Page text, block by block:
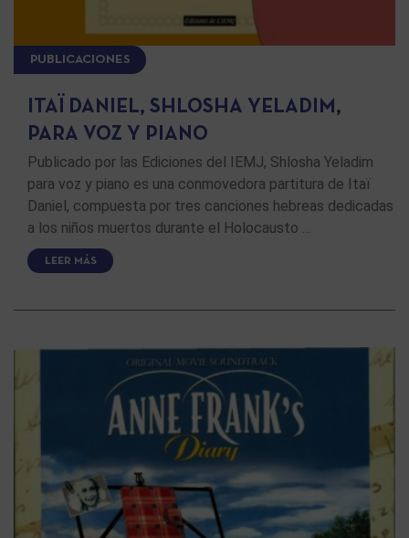
PUBLICACIONES
ITAÏ DANIEL, SHLOSHA YELADIM,
PARA VOZ Y PIANO
Publicado por las Ediciones del IEMJ, Shlosha Yeladim
para voz y piano es una conmovedora partitura de Itaï
Daniel, compuesta por tres canciones hebreas dedicadas
a los niños muertos durante el Holocausto …
LEER MÁS